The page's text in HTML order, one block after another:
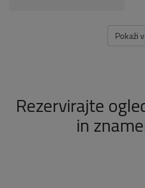
Pokaži
Rezervirajte
in